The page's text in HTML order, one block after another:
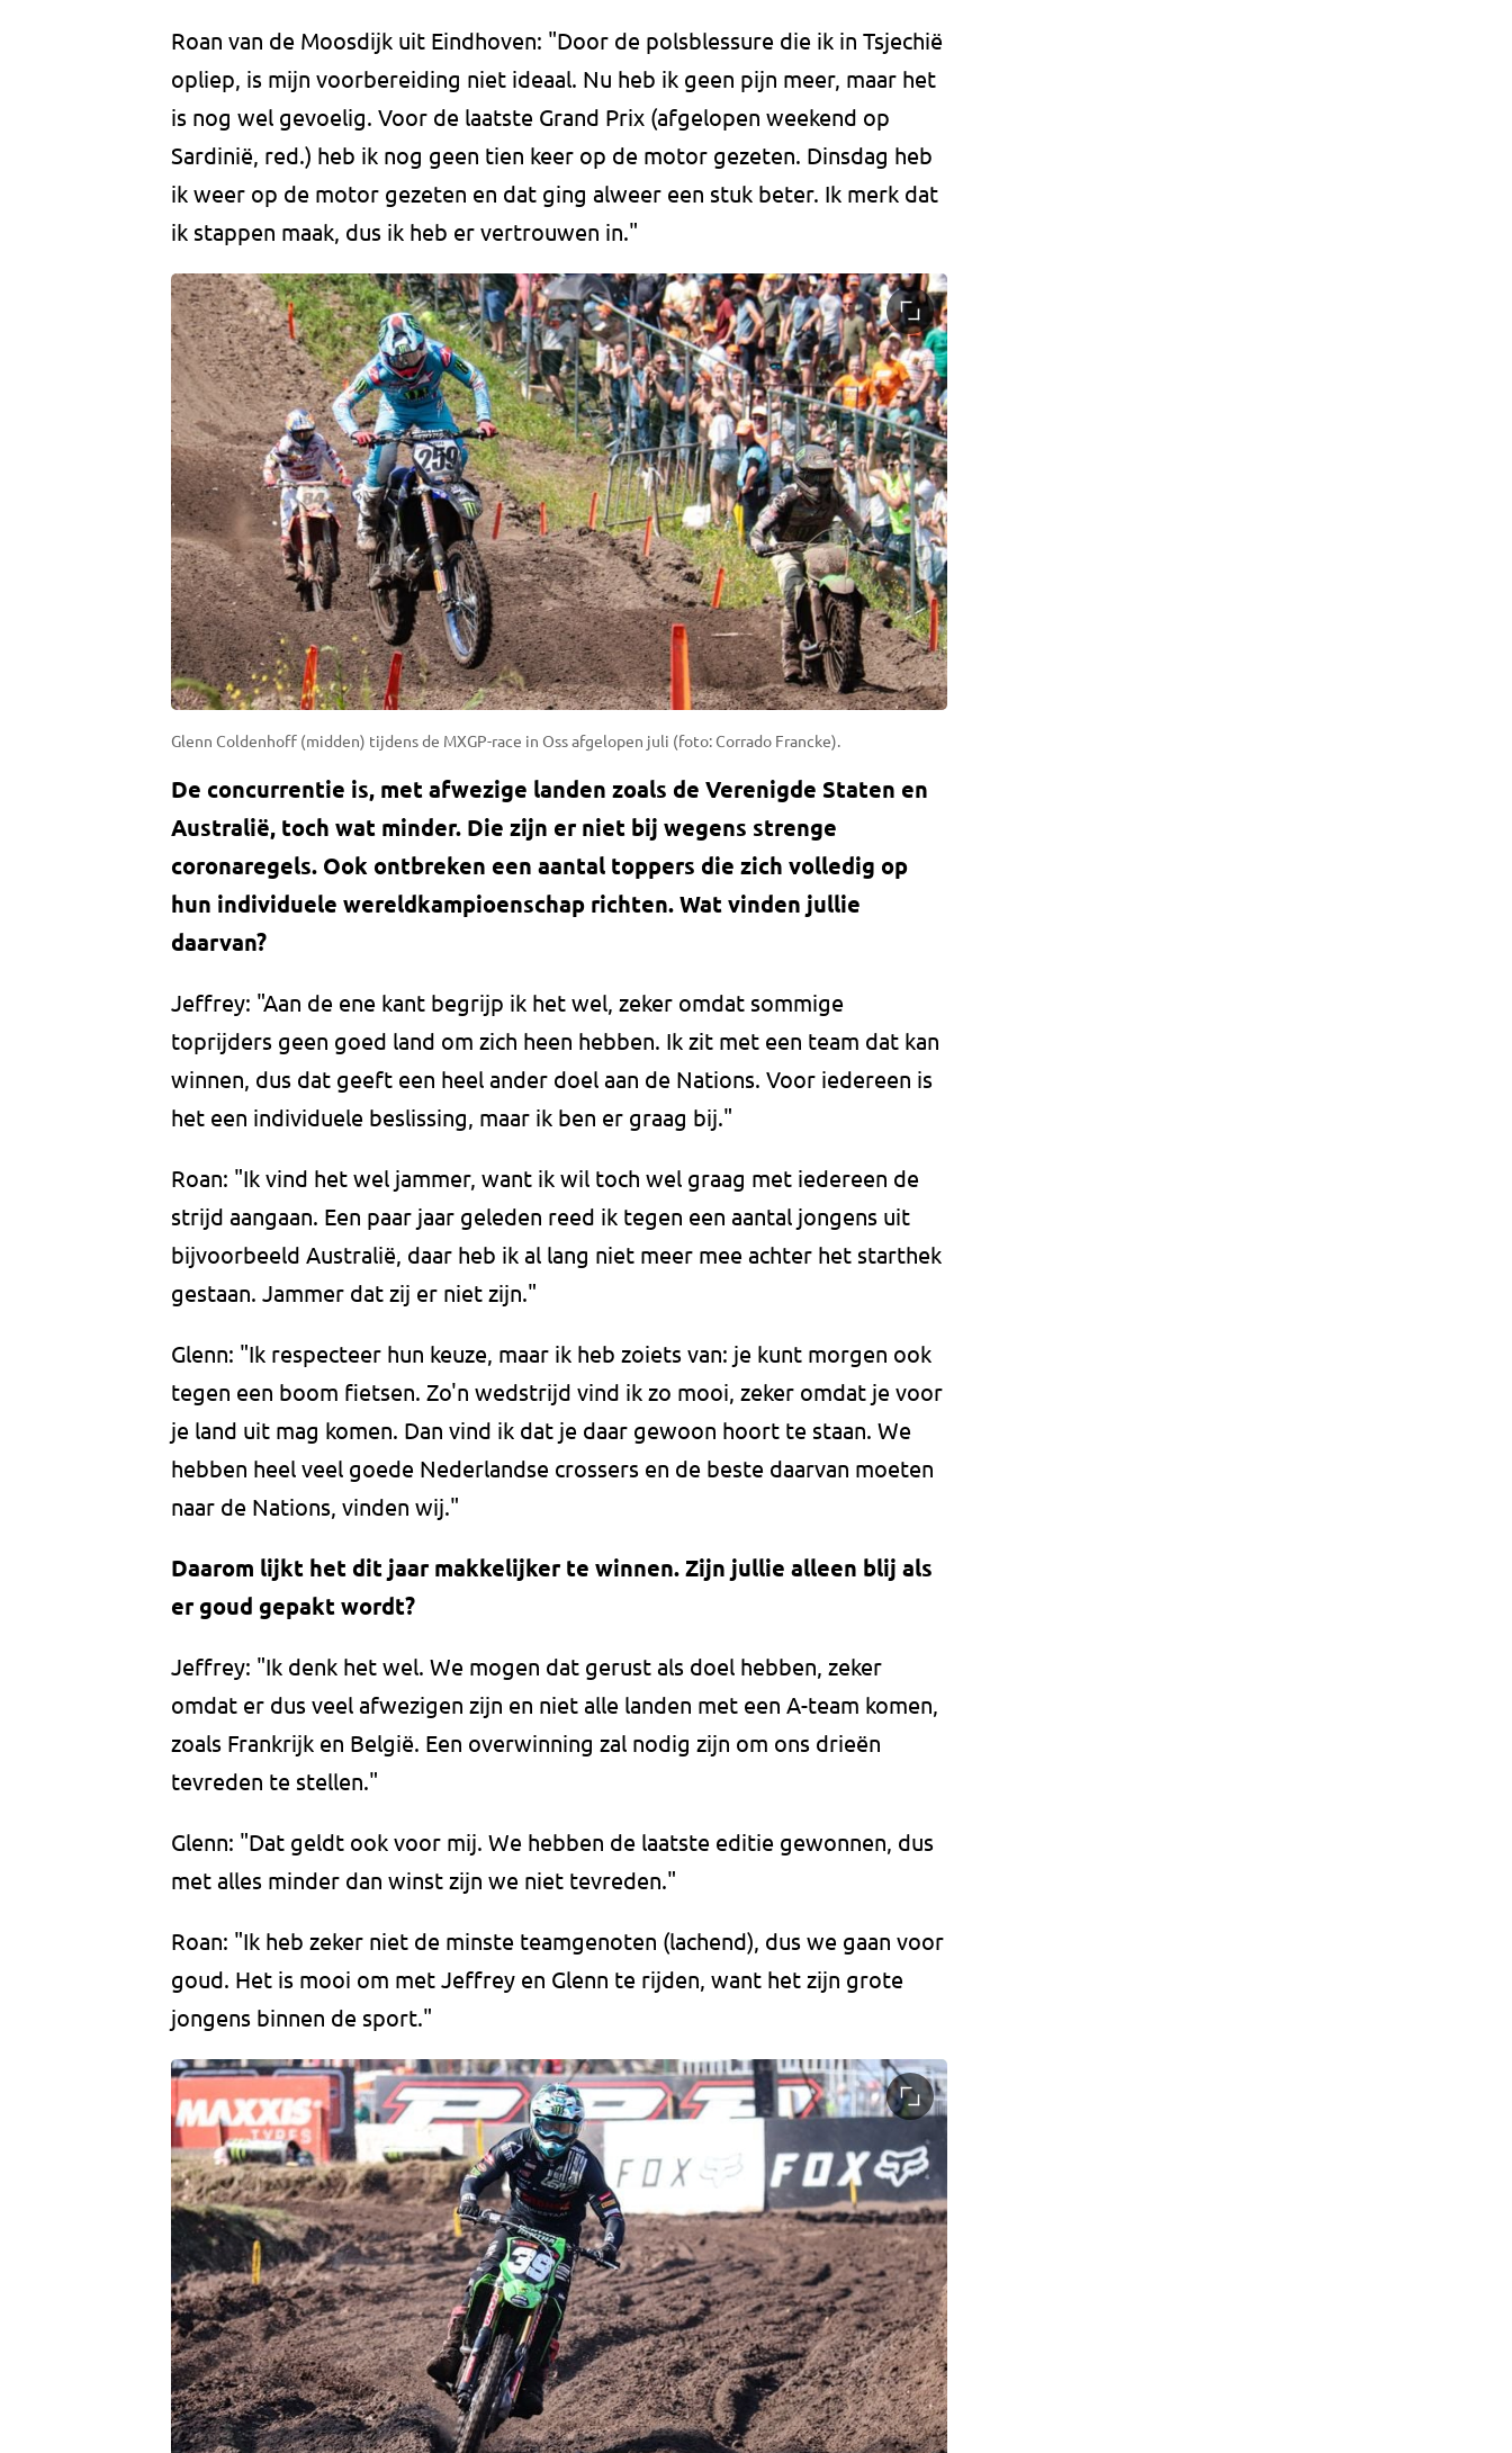
Roan van de Moosdijk uit Eindhoven: "Door de polsblessure die ik in Tsjechië
opliep, is mijn voorbereiding niet ideaal. Nu heb ik geen pijn meer, maar het
is nog wel gevoelig. Voor de laatste Grand Prix (afgelopen weekend op
Sardinië, red.) heb ik nog geen tien keer op de motor gezeten. Dinsdag heb
ik weer op de motor gezeten en dat ging alweer een stuk beter. Ik merk dat
ik stappen maak, dus ik heb er vertrouwen in."
Glenn Coldenhoff (midden) tijdens de MXGP-race in Oss afgelopen juli (foto: Corrado Francke).
De concurrentie is, met afwezige landen zoals de Verenigde Staten en
Australië, toch wat minder. Die zijn er niet bij wegens strenge
coronaregels. Ook ontbreken een aantal toppers die zich volledig op
hun individuele wereldkampioenschap richten. Wat vinden jullie
daarvan?
Jeffrey: "Aan de ene kant begrijp ik het wel, zeker omdat sommige
toprijders geen goed land om zich heen hebben. Ik zit met een team dat kan
winnen, dus dat geeft een heel ander doel aan de Nations. Voor iedereen is
het een individuele beslissing, maar ik ben er graag bij."
Roan: "Ik vind het wel jammer, want ik wil toch wel graag met iedereen de
strijd aangaan. Een paar jaar geleden reed ik tegen een aantal jongens uit
bijvoorbeeld Australië, daar heb ik al lang niet meer mee achter het starthek
gestaan. Jammer dat zij er niet zijn."
Glenn: "Ik respecteer hun keuze, maar ik heb zoiets van: je kunt morgen ook
tegen een boom fietsen. Zo'n wedstrijd vind ik zo mooi, zeker omdat je voor
je land uit mag komen. Dan vind ik dat je daar gewoon hoort te staan. We
hebben heel veel goede Nederlandse crossers en de beste daarvan moeten
naar de Nations, vinden wij."
Daarom lijkt het dit jaar makkelijker te winnen. Zijn jullie alleen blij als
er goud gepakt wordt?
Jeffrey: "Ik denk het wel. We mogen dat gerust als doel hebben, zeker
omdat er dus veel afwezigen zijn en niet alle landen met een A-team komen,
zoals Frankrijk en België. Een overwinning zal nodig zijn om ons drieën
tevreden te stellen."
Glenn: "Dat geldt ook voor mij. We hebben de laatste editie gewonnen, dus
met alles minder dan winst zijn we niet tevreden."
Roan: "Ik heb zeker niet de minste teamgenoten (lachend), dus we gaan voor
goud. Het is mooi om met Jeffrey en Glenn te rijden, want het zijn grote
jongens binnen de sport."